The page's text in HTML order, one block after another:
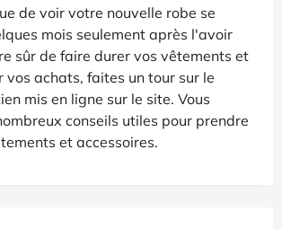
de voir votre nouvelle robe se
mois seulement après l'avoir
sûr de faire durer vos vêtements et
vos achats, faites un tour sur le
mis en ligne sur le site. Vous
conseils utiles pour prendre
et accessoires.